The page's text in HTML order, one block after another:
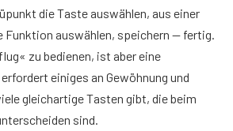
die Taste auswählen, aus einer
auswählen, speichern — fertig.
zu bedienen, ist aber eine
einiges an Gewöhnung und
gleichartige Tasten gibt, die beim
sind.